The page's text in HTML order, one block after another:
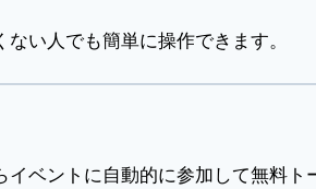
ない人でも簡単に操作できます。
イベントに自動的に参加して無料ト